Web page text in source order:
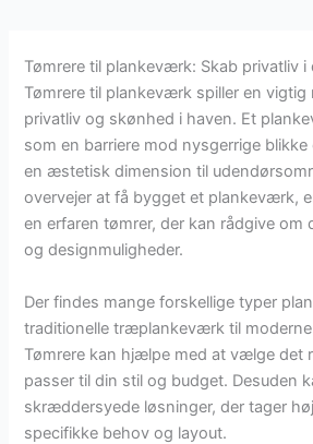
Tømrere til plankeværk: Skab privatliv i
Tømrere til plankeværk spiller en vigtig
privatliv og skønhed i haven. Et
som en barriere mod nysgerrige
en æstetisk dimension til
overvejer at få bygget et plankeværk,
en erfaren tømrer, der kan rådgive om
og designmuligheder.
Der findes mange forskellige typer
traditionelle træplankeværk til
Tømrere kan hjælpe med at vælge det
passer til din stil og budget. Desuden
skræddersyede løsninger, der tager
specifikke behov og layout.